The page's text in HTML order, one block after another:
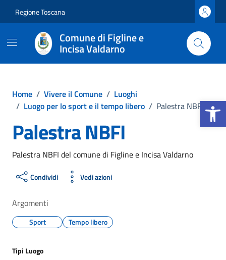
Apri la
Regione Toscana
Comune di Figline e
Incisa Valdarno
Home / Vivere il Comune / Luoghi
/ Luogo per lo sport e il tempo libero / Palestra NBFI
Palestra NBFI
Palestra NBFI del comune di Figline e Incisa Valdarno
Condividi Vedi azioni
Argomenti
Sport Tempo libero
Tipi Luogo